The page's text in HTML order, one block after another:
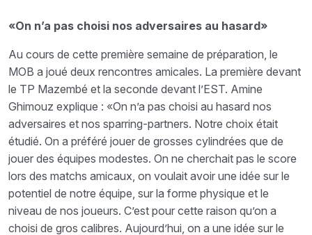
«On n’a pas choisi nos adversaires au hasard»
Au cours de cette première semaine de préparation, le
MOB a joué deux rencontres amicales. La première devant
le TP Mazembé et la seconde devant l’EST. Amine
Ghimouz explique : «On n’a pas choisi au hasard nos
adversaires et nos sparring-partners. Notre choix était
étudié. On a préféré jouer de grosses cylindrées que de
jouer des équipes modestes. On ne cherchait pas le score
lors des matchs amicaux, on voulait avoir une idée sur le
potentiel de notre équipe, sur la forme physique et le
niveau de nos joueurs. C’est pour cette raison qu’on a
choisi de gros calibres. Aujourd’hui, on a une idée sur le